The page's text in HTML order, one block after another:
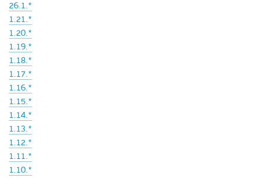
26.1.*
1.21.*
1.20.*
1.19.*
1.18.*
1.17.*
1.16.*
1.15.*
1.14.*
1.13.*
1.12.*
1.11.*
1.10.*